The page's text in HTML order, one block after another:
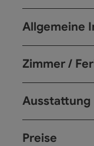
Allgemeine
Zimmer /
Ausstattung
Preise